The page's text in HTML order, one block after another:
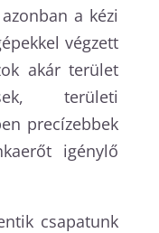
a kézi
végzett
akár terület
területi
precízebbek
igénylő
csapatunk